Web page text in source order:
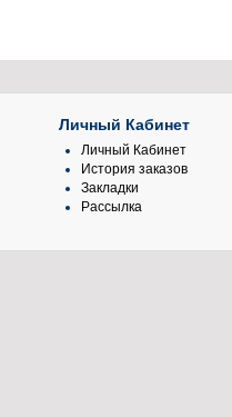
Личный Кабинет
Личный Кабинет
История заказов
Закладки
Рассылка